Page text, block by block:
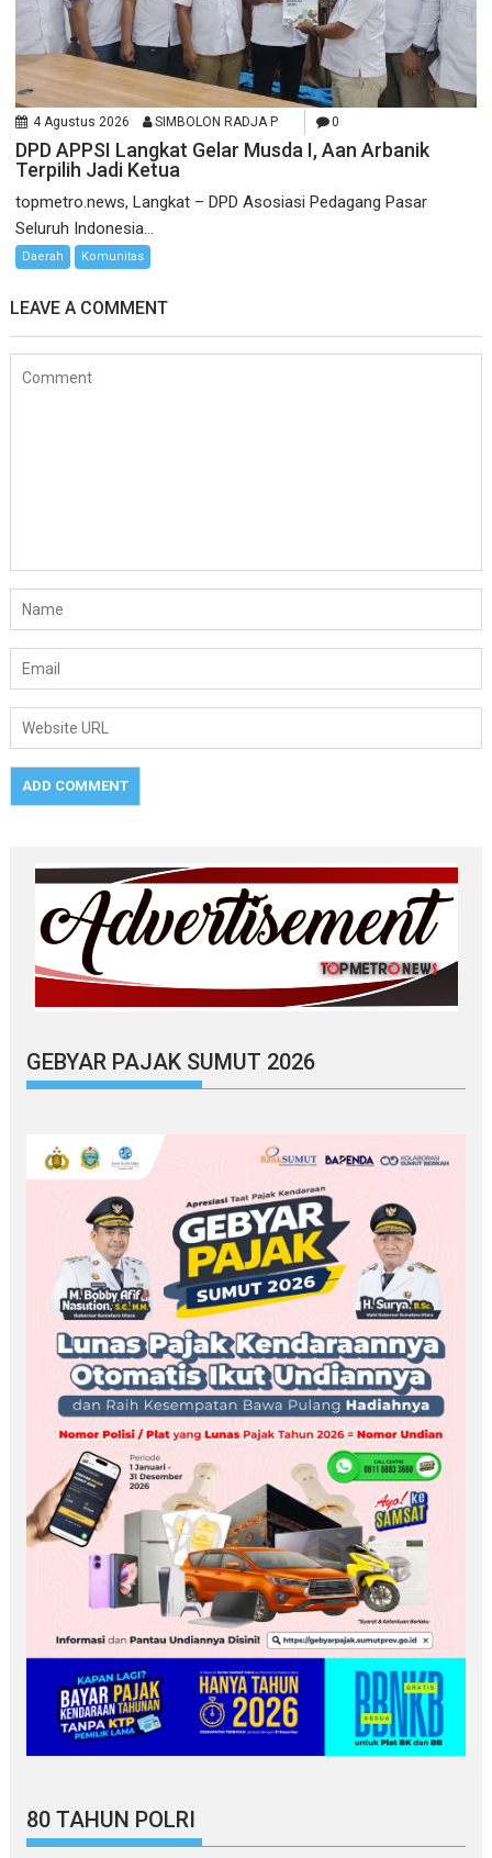
4 Agustus 2026 SIMBOLON RADJA P 0
DPD APPSI Langkat Gelar Musda I, Aan Arbanik
Terpilih Jadi Ketua
topmetro.news, Langkat – DPD Asosiasi Pedagang Pasar
Seluruh Indonesia...
Daerah Komunitas
LEAVE A COMMENT
GEBYAR PAJAK SUMUT 2026
80 TAHUN POLRI